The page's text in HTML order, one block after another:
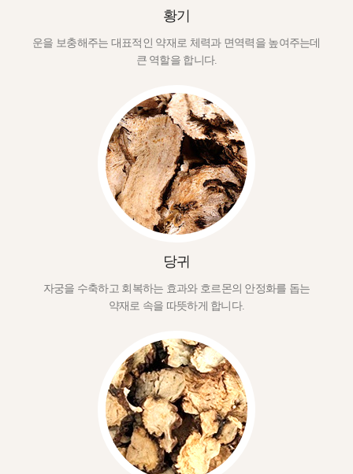
황기
운을 보충해주는 대표적인 약재로 체력과 면역력을 높여주는데
큰 역할을 합니다.
당귀
자궁을 수축하고 회복하는 효과와 호르몬의 안정화를 돕는
약재로 속을 따뜻하게 합니다.